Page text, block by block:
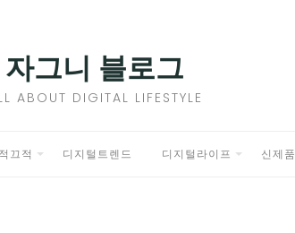
자그니 블로그
ABOUT DIGITAL LIFESTYLE
끄적 디지털트렌드 디지털라이프 신제품